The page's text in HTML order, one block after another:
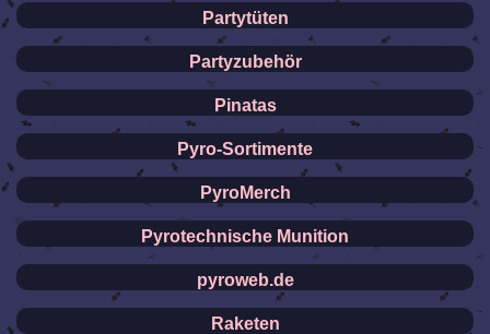
Partytüten
Partyzubehör
Pinatas
Pyro-Sortimente
PyroMerch
Pyrotechnische Munition
pyroweb.de
Raketen